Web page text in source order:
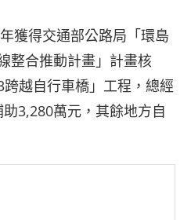
獲得交通部公路局「環島
整合推動計畫」計畫核
越自行車橋」工程，總經
3,280萬元，其餘地方自